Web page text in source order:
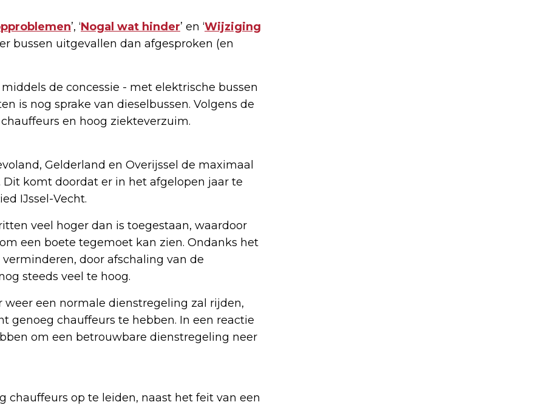
’, ‘Nogal wat hinder’ en ‘Wijziging
bussen uitgevallen dan afgesproken (en
de concessie - met elektrische bussen
is nog sprake van dieselbussen. Volgens de
en hoog ziekteverzuim.
Gelderland en Overijssel de maximaal
komt doordat er in het afgelopen jaar te
IJssel-Vecht.
veel hoger dan is toegestaan, waardoor
een boete tegemoet kan zien. Ondanks het
door afschaling van de
steeds veel te hoog.
een normale dienstregeling zal rijden,
genoeg chauffeurs te hebben. In een reactie
om een betrouwbare dienstregeling neer
chauffeurs op te leiden, naast het feit van een